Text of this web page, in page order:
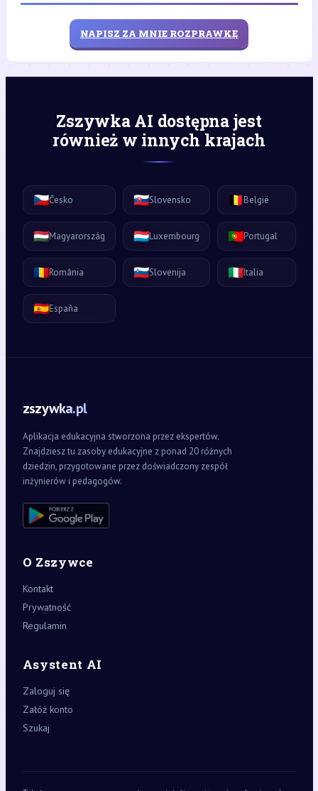
NAPISZ ZA MNIE ROZPRAWKĘ
Zszywka AI dostępna jest
również w innych krajach
🇨🇿Česko 🇸🇰Slovensko 🇧🇪België
🇭🇺Magyarország 🇱🇺Luxembourg 🇵🇹Portugal
🇷🇴România 🇸🇮Slovenija 🇮🇹Italia
🇪🇸España
zszywka.pl
Aplikacja edukacyjna stworzona przez ekspertów.
Znajdziesz tu zasoby edukacyjne z ponad 20 różnych
dziedzin, przygotowane przez doświadczony zespół
inżynierów i pedagogów.
O Zszywce
Kontakt
Prywatność
Regulamin
Asystent AI
Zaloguj się
Załóż konto
Szukaj